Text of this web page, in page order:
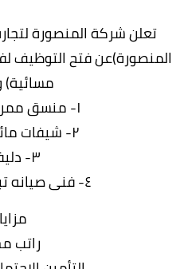
تعلن شركة المنصورة
المنصورة)عن فتح التوظيف
١- منسق ممرات ( ذكور )
٢- شيفات مائده ( ذكور)
٣- دليفرى
٤- فنى صيانه تبريد وتكييف
راتب